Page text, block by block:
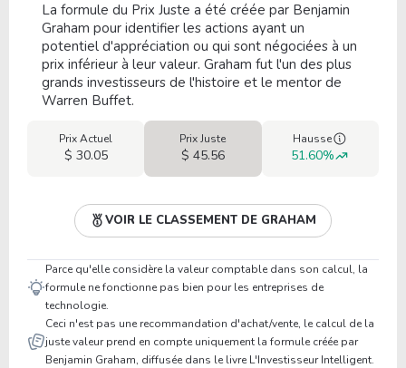
La formule du Prix Juste a été créée par Benjamin
Graham pour identifier les actions ayant un
potentiel d'appréciation ou qui sont négociées à un
prix inférieur à leur valeur. Graham fut l'un des plus
grands investisseurs de l'histoire et le mentor de
Warren Buffet.
Prix Actuel
$ 30.05
Prix Juste
$ 45.56
Hausse
51.60%
VOIR LE CLASSEMENT DE GRAHAM
Parce qu'elle considère la valeur comptable dans son calcul, la
formule ne fonctionne pas bien pour les entreprises de
technologie.
Ceci n'est pas une recommandation d'achat/vente, le calcul de la
juste valeur prend en compte uniquement la formule créée par
Benjamin Graham, diffusée dans le livre L'Investisseur Intelligent.